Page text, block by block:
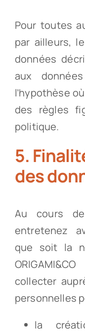
Pour toutes
par ailleurs,
données
aux
l’hypothèse
des règles
politique.
5.
des
Au cours
entretenez
que soit la
collecter
personnelles
la